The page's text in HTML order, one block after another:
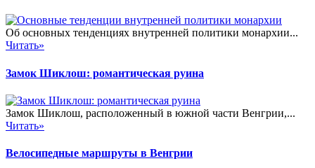
Об основных тенденциях внутренней политики монархии...
Читать»
Замок Шиклош: романтическая руина
Замок Шиклош, расположенный в южной части Венгрии,...
Читать»
Велосипедные маршруты в Венгрии